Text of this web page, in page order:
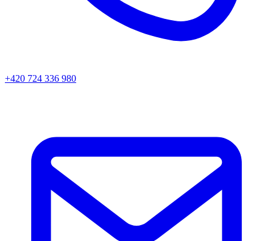
+420 724 336 980